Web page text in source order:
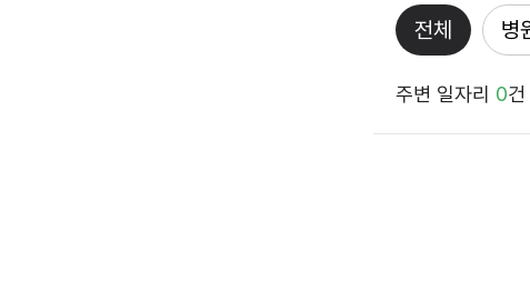
전체 병
주변 일자리 0건